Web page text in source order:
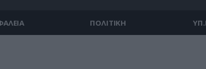
ΠΟΛΙΤΙΚΗ